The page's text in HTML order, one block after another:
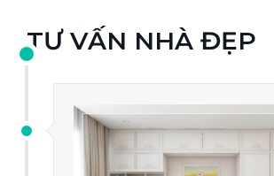
TƯ VẤN NHÀ ĐẸP